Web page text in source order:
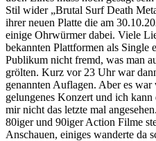
Stil wider „Brutal Surf Death
ihrer neuen Platte die am
einige Ohrwürmer dabei. Viele
bekannten Plattformen als Single
Publikum nicht fremd, was man
grölten. Kurz vor 23 Uhr war
genannten Auflagen. Aber es
gelungenes Konzert und ich
mir nicht das letzte mal
80iger und 90iger Action Filme
Anschauen, einiges wanderte da